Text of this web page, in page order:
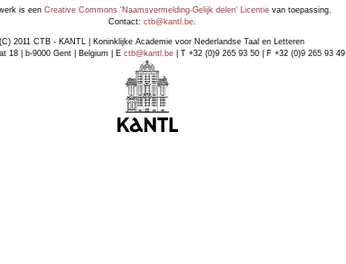
is een Creative Commons 'Naamsvermelding-Gelijk delen' Licentievan toepassing.
Contact: ctb@kantl.be.
(C) 2011 CTB - KANTL | Koninklijke Academie voor Nederlandse Taal en Letteren
18 | b-9000 Gent | Belgium | E ctb@kantl.be| T +32 (0)9 265 93 50 | F +32 (0)9 265 93 49